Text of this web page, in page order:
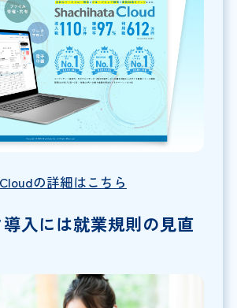
の詳細はこちら
入には就業規則の見直